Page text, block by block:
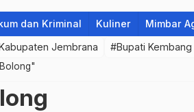
dan Kriminal Kuliner Mimbar
Jembrana #Bupati Kembang